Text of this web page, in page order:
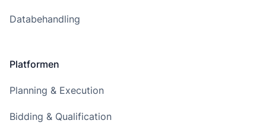
Databehandling
Platformen
Planning & Execution
Bidding & Qualification